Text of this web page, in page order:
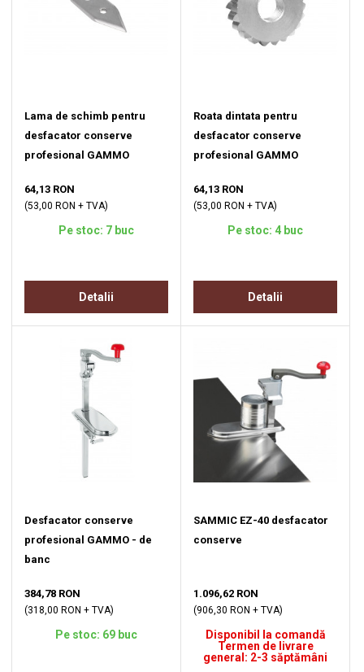
Lama de schimb pentru
desfacator conserve
profesional GAMMO
64,13 RON
(53,00 RON + TVA)
Pe stoc: 7 buc
Detalii
Roata dintata pentru
desfacator conserve
profesional GAMMO
64,13 RON
(53,00 RON + TVA)
Pe stoc: 4 buc
Detalii
Desfacator conserve
profesional GAMMO - de
banc
384,78 RON
(318,00 RON + TVA)
Pe stoc: 69 buc
SAMMIC EZ-40 desfacator
conserve
1.096,62 RON
(906,30 RON + TVA)
Disponibil la comandă
Termen de livrare
general: 2-3 săptămâni